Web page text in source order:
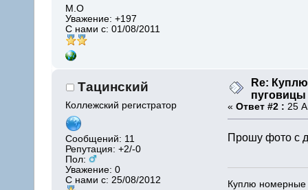
М.О
Уважение:+197
С нами с: 01/08/2011
Тацинский
Коллежский регистратор
Сообщений: 11
Репутация: +2/-0
Пол:
Уважение:0
С нами с: 25/08/2012
Re:
« Ответ #2 : 25
Прошу фото с
Куплю